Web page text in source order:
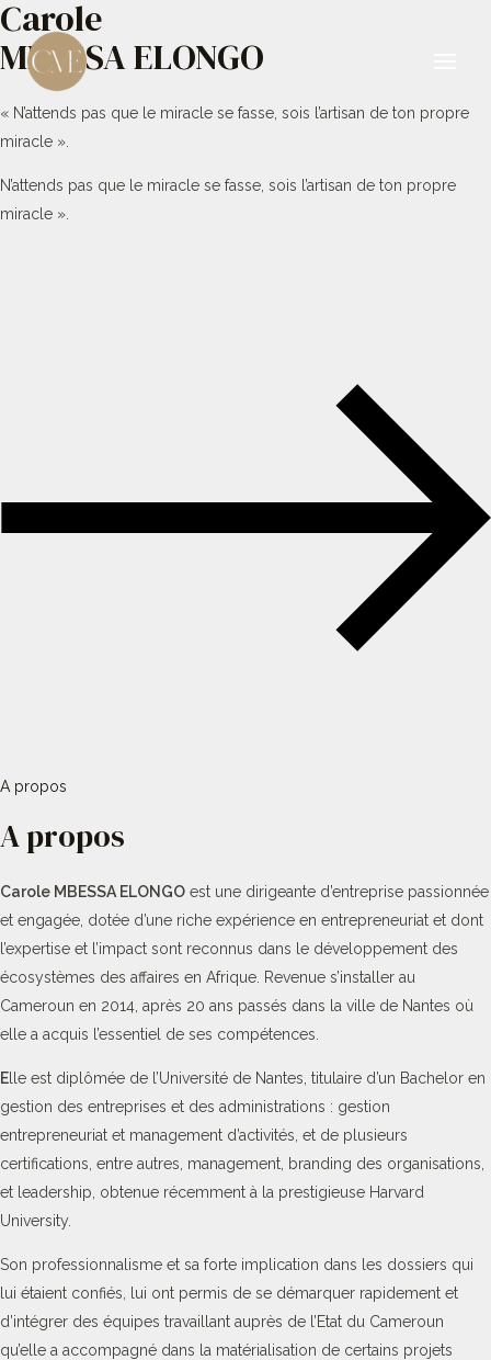
Aller
contenu
Carole
MBESSA ELONGO
« N’attends pas que le miracle se fasse, sois l’artisan de ton propre
miracle ».
N’attends pas que le miracle se fasse, sois l’artisan de ton propre
miracle ».
A propos
A propos
Carole MBESSA ELONGO est une dirigeante d’entreprise passionnée
et engagée, dotée d’une riche expérience en entrepreneuriat et dont
l’expertise et l’impact sont reconnus dans le développement des
écosystèmes des affaires en Afrique. Revenue s’installer au
Cameroun en 2014, après 20 ans passés dans la ville de Nantes où
elle a acquis l’essentiel de ses compétences.
E lle est diplômée de l’Université de Nantes, titulaire d’un Bachelor en
gestion des entreprises et des administrations : gestion
entrepreneuriat et management d’activités, et de plusieurs
certifications, entre autres, management, branding des organisations,
et leadership, obtenue récemment à la prestigieuse Harvard
University.
Son professionnalisme et sa forte implication dans les dossiers qui
lui étaient confiés, lui ont permis de se démarquer rapidement et
d’intégrer des équipes travaillant auprès de l’Etat du Cameroun
qu’elle a accompagné dans la matérialisation de certains projets